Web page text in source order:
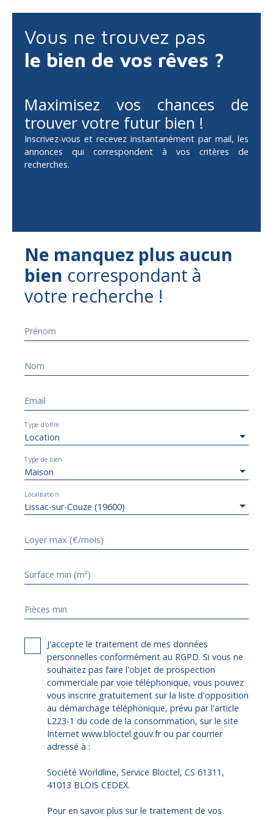
Vous ne trouvez pas
le bien de vos rêves ?
Maximisez vos chances de
trouver votre futur bien !
Inscrivez-vous et recevez instantanément par mail, les
annonces qui correspondent à vos critères de
recherches.
Ne manquez plus aucun
bien correspondant à
votre recherche !
Prénom
Nom
Email
Location
Type d'offre
Maison
Type de bien
Lissac-sur-Couze (19600)
Localisation
Loyer max (€/mois)
Surface min (m²)
Pièces min
J'accepte le traitement de mes données
personnelles conformément au RGPD. Si vous ne
souhaitez pas faire l'objet de prospection
commerciale par voie téléphonique, vous pouvez
vous inscrire gratuitement sur la liste d'opposition
au démarchage téléphonique, prévu par l'article
L223-1 du code de la consommation, sur le site
Internet www.bloctel.gouv.fr ou par courrier
adressé à :
Société Worldline, Service Bloctel, CS 61311,
41013 BLOIS CEDEX.
Pour en savoir plus sur le traitement de vos